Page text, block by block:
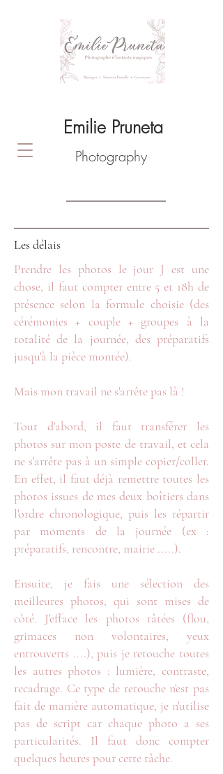
Emilie Pruneta
Photography
Les délais
Prendre les photos le jour J est une
chose, il faut compter entre 5 et 18h de
présence selon la formule choisie (des
cérémonies + couple + groupes à la
totalité de la journée, des préparatifs
jusqu'à la pièce montée).
Mais mon travail ne s'arrête pas là !
Tout d'abord, il faut transférer les
photos sur mon poste de travail, et cela
ne s'arrête pas à un simple copier/coller.
En effet, il faut déjà remettre toutes les
photos issues de mes deux boîtiers dans
l'ordre chronologique, puis les répartir
par moments de la journée (ex :
préparatifs, rencontre, mairie .....).
Ensuite, je fais une sélection des
meilleures photos, qui sont mises de
côté. J'efface les photos râtées (flou,
grimaces non volontaires, yeux
entrouverts ....), puis je retouche toutes
les autres photos : lumière, contraste,
recadrage. Ce type de retouche n'est pas
fait de manière automatique, je n'utilise
pas de script car chaque photo a ses
particularités. Il faut donc compter
quelques heures pour cette tâche.